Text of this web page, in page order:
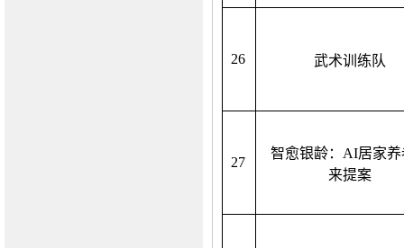
26 武术训练队
27
智愈银龄： AI居家养
来提案